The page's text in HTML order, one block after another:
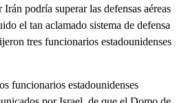
podría superar las defensas aéreas
el tan aclamado sistema de defensa
tres funcionarios estadounidenses
funcionarios estadounidenses